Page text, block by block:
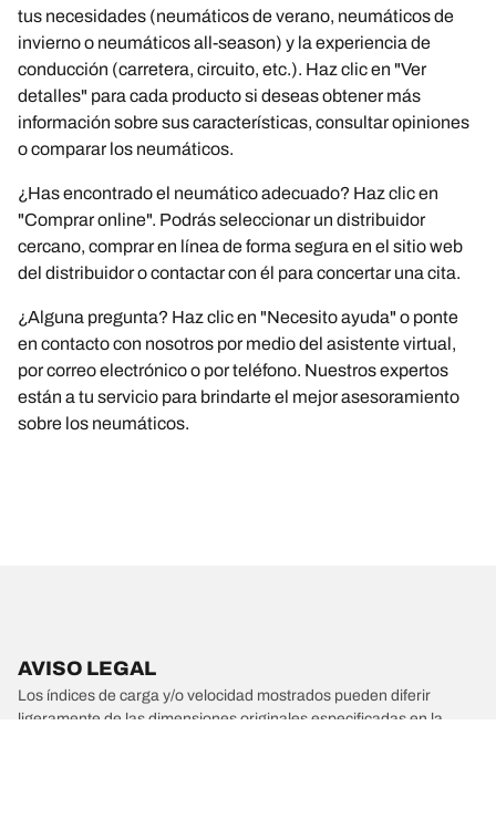
tus necesidades (neumáticos de verano, neumáticos de
invierno o neumáticos all-season) y la experiencia de
conducción (carretera, circuito, etc.). Haz clic en "Ver
detalles" para cada producto si deseas obtener más
información sobre sus características, consultar opiniones
o comparar los neumáticos.
¿Has encontrado el neumático adecuado? Haz clic en
"Comprar online". Podrás seleccionar un distribuidor
cercano, comprar en línea de forma segura en el sitio web
del distribuidor o contactar con él para concertar una cita.
¿Alguna pregunta? Haz clic en "Necesito ayuda" o ponte
en contacto con nosotros por medio del asistente virtual,
por correo electrónico o por teléfono. Nuestros expertos
están a tu servicio para brindarte el mejor asesoramiento
sobre los neumáticos.
AVISO LEGAL
Los índices de carga y/o velocidad mostrados pueden diferir
ligeramente de las dimensiones originales especificadas en la